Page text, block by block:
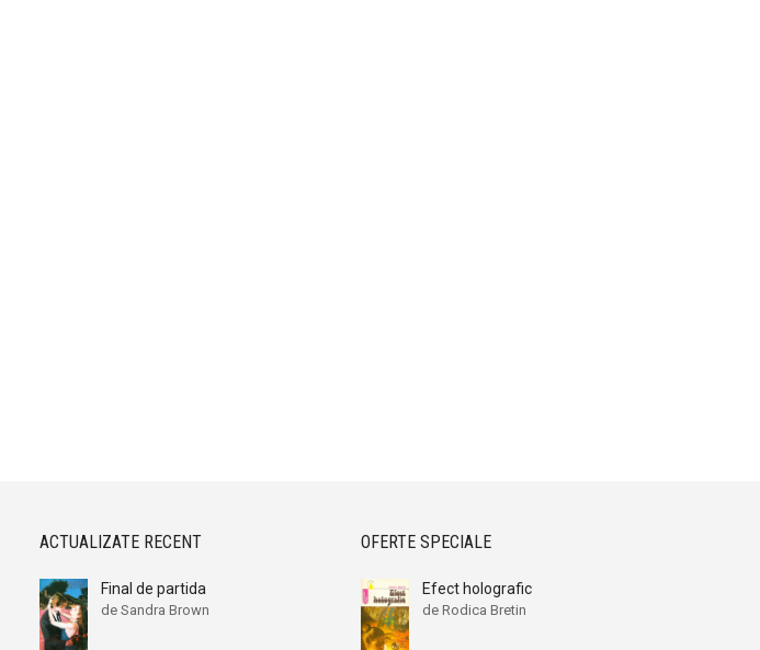
ACTUALIZATE RECENT
Final de partida
de Sandra Brown
OFERTE SPECIALE
Efect holografic
de Rodica Bretin